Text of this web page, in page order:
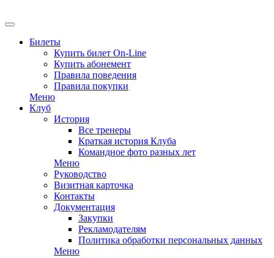
Билеты
Купить билет On-Line
Купить абонемент
Правила поведения
Правила покупки
Меню
Клуб
История
Все тренеры
Краткая история Клуба
Командное фото разных лет
Меню
Руководство
Визитная карточка
Контакты
Документация
Закупки
Рекламодателям
Политика обработки персональных данных
Меню